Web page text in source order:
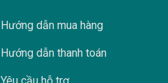
Hướng dẫn mua hàng
Hướng dẫn thanh toán